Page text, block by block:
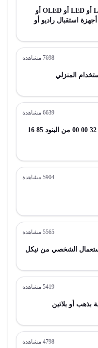
أجهزة استقبال تلفزيون بشاشة LCD أو LED أو OLED أو
من 32 بوصة مع أجهزة استقبال راديو أو
7698 مشاهدة
المنزلي
6639 مشاهدة
أجزاء الأجهزة الكهربائية البند 85 16 32 00 00 من البنود 85 16
5904 مشاهدة
5565 مشاهدة
الشخصي من نيكل
5419 مشاهدة
أو بلاتين
4798 مشاهدة